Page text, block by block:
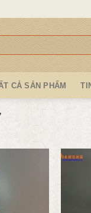
CẢ SẢN PHẨM